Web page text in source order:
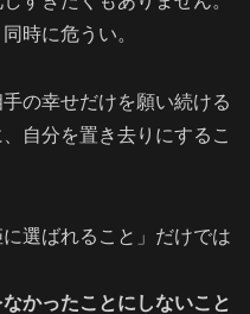
時に危うい。
の幸せだけを願い続ける
自分を置き去りにするこ
選ばれること」だけでは
かったことにしないこと